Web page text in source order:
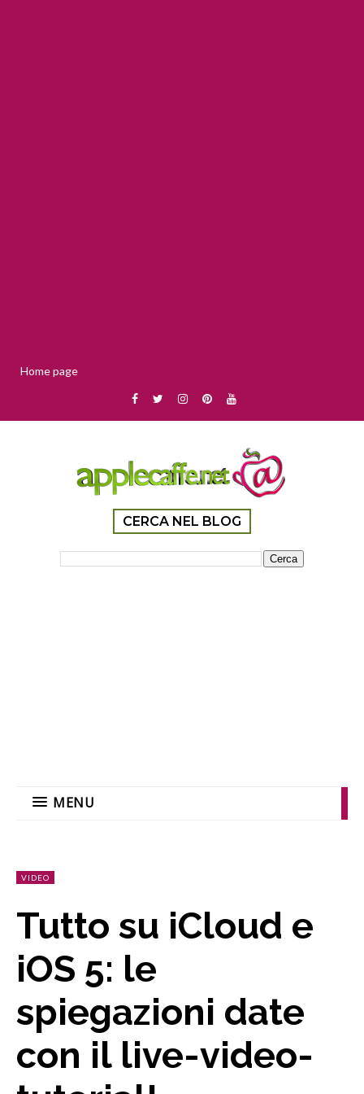
Home page
CERCA NEL BLOG
MENU
VIDEO
Tutto su iCloud e
iOS 5: le
spiegazioni date
con il live-video-